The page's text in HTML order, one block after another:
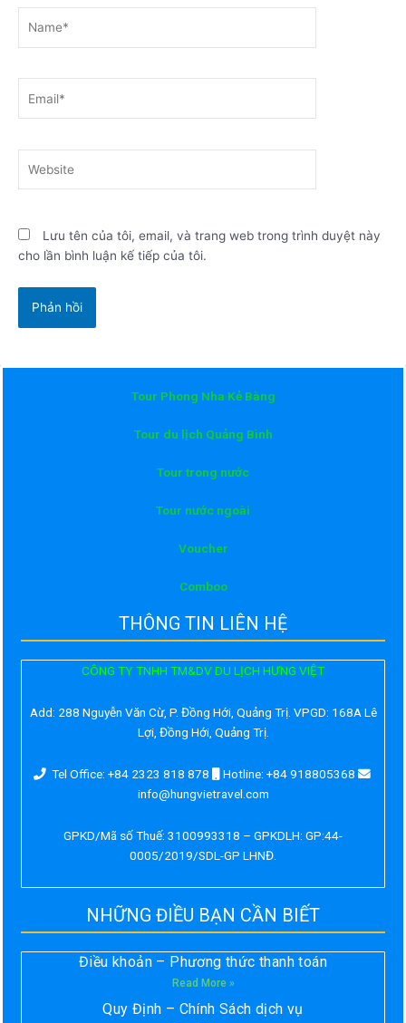
Lưu tên của tôi, email, và trang web trong trình duyệt này
cho lần bình luận kế tiếp của tôi.
Tour Phong Nha Kẻ Bàng
Tour du lịch Quảng Bình
Tour trong nước
Tour nước ngoài
Voucher
Comboo
THÔNG TIN LIÊN HỆ
CÔNG TY TNHH TM&DV DU LỊCH HƯNG VIỆT
Add: 288 Nguyễn Văn Cừ, P. Đồng Hới, Quảng Trị. VPGD: 168A Lê
Lợi, Đồng Hới, Quảng Trị.
Tel Office: +84 2323 818 878
Hotline: +84 918805368
info@hungvietravel.com
GPKD/Mã số Thuế: 3100993318 – GPKDLH: GP:44-
0005/2019/SDL-GP LHNĐ.
NHỮNG ĐIỀU BẠN CẦN BIẾT
Điều khoản – Phương thức thanh toán
Read More »
Quy Định – Chính Sách dịch vụ